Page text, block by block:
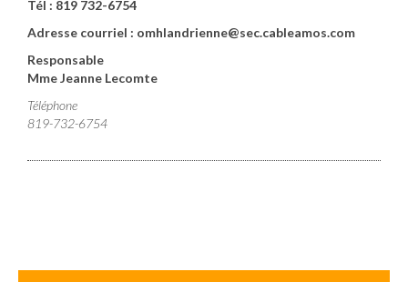
Tél : 819 732-6754
Adresse courriel : omhlandrienne@sec.cableamos.com
Responsable
Mme Jeanne Lecomte
Téléphone
819-732-6754